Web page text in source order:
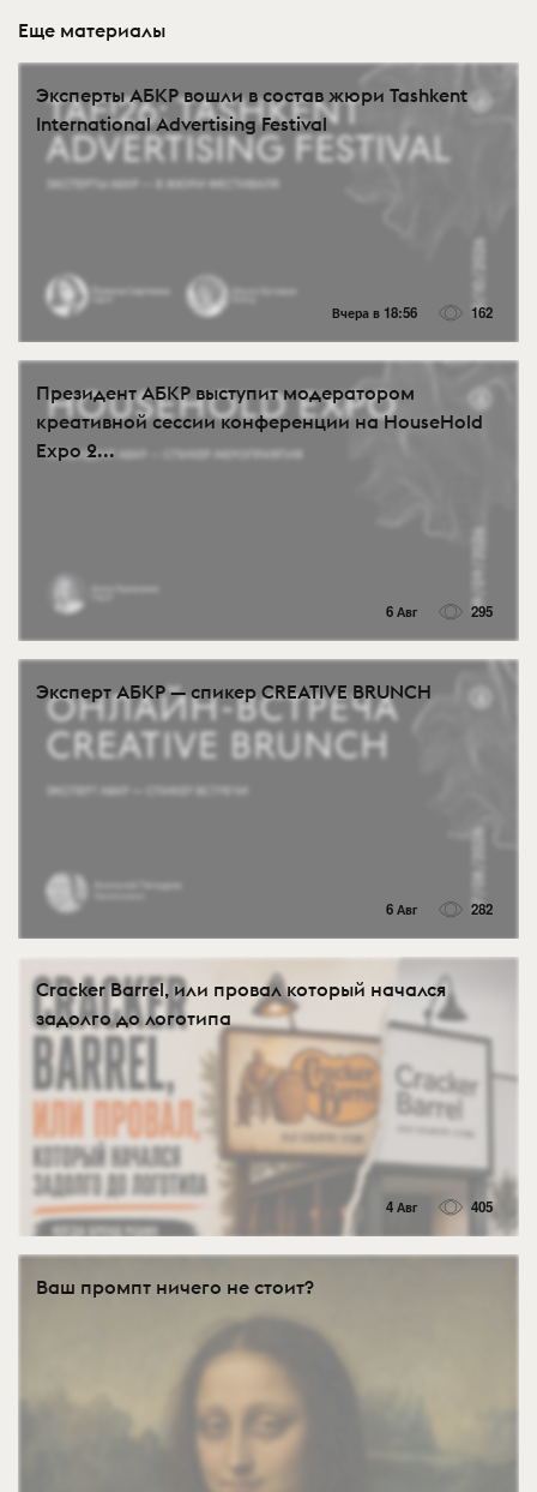
Еще материалы
Эксперты АБКР вошли в состав жюри Tashkent
International Advertising Festival
Вчера в 18:56 162
Президент АБКР выступит модератором
креативной сессии конференции на HouseHold
Expo 2...
6 Авг 295
Эксперт АБКР — спикер CREATIVE BRUNCH
6 Авг 282
Cracker Barrel, или провал который начался
задолго до логотипа
4 Авг 405
Ваш промпт ничего не стоит?